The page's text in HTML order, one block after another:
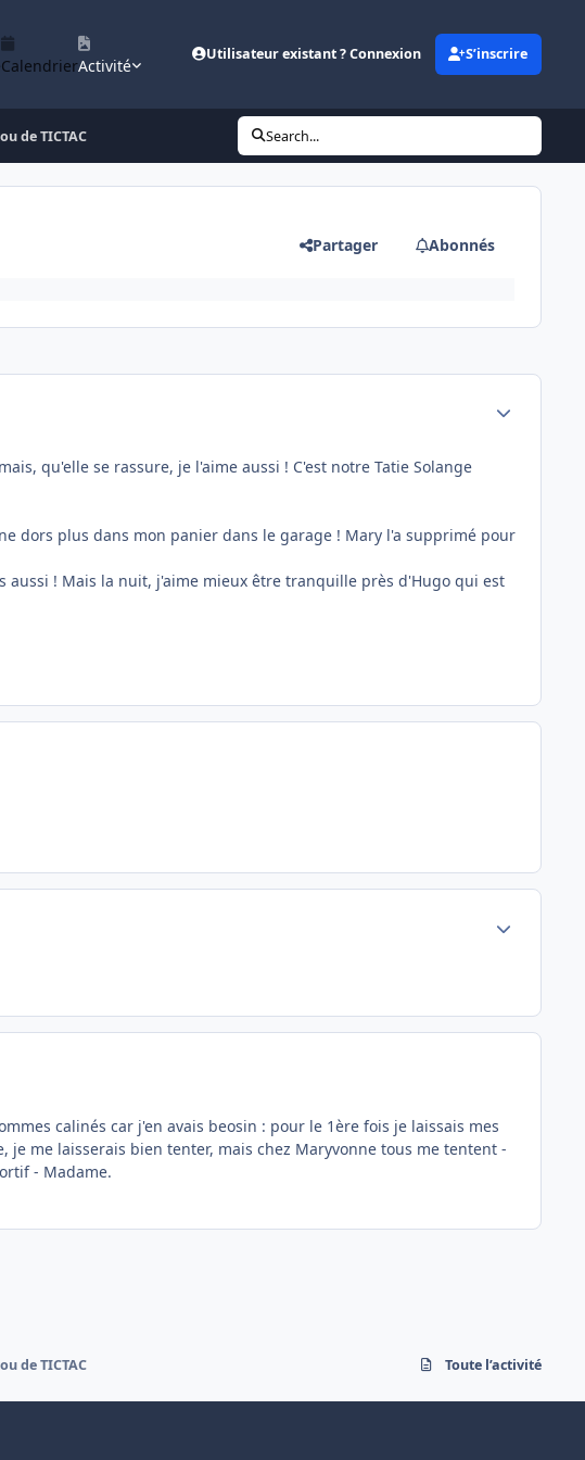
CalendrierActivité
Utilisateur existant ? Connexion S’inscrire
de TICTAC Search...
Partager Abonnés
qu'elle se rassure, je l'aime aussi ! C'est notre Tatie Solange
dors plus dans mon panier dans le garage ! Mary l'a supprimé pour
! Mais la nuit, j'aime mieux être tranquille près d'Hugo qui est
calinés car j'en avais beosin : pour le 1ère fois je laissais mes
me laisserais bien tenter, mais chez Maryvonne tous me tentent -
- Madame.
de TICTAC Toute l’activité